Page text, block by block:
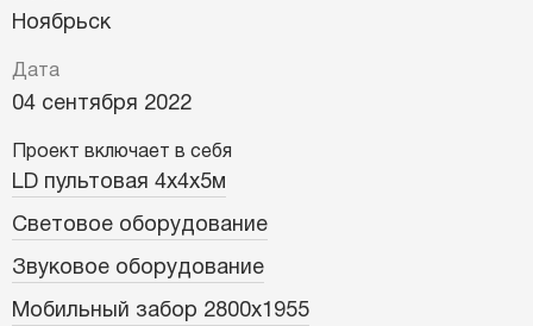
Ноябрьск
Дата
04 сентября 2022
Проект включает в себя
LD пультовая 4х4х5м
Световое оборудование
Звуковое оборудование
Мобильный забор 2800х1955